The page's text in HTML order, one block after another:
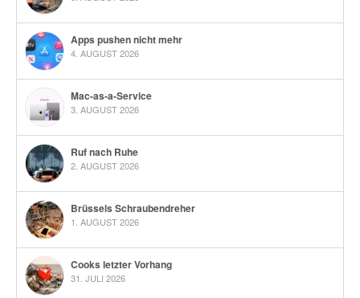
Apps pushen nicht mehr
4. AUGUST 2026
Mac-as-a-Service
3. AUGUST 2026
Ruf nach Ruhe
2. AUGUST 2026
Brüssels Schraubendreher
1. AUGUST 2026
Cooks letzter Vorhang
31. JULI 2026